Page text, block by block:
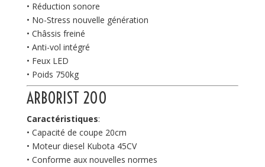
• Réduction sonore
• No-Stress nouvelle génération
• Châssis freiné
• Anti-vol intégré
• Feux LED
• Poids 750kg
ARBORIST 200
Caractéristiques:
• Capacité de coupe 20cm
• Moteur diesel Kubota 45CV
• Conforme aux nouvelles normes